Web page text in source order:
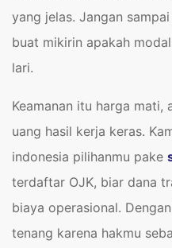
yang jelas. Jangan
buat mikirin apakah
lari.
Keamanan itu harga
uang hasil kerja keras.
indonesia pilihanmu pake
terdaftar OJK, biar dana
biaya operasional.
tenang karena hakmu